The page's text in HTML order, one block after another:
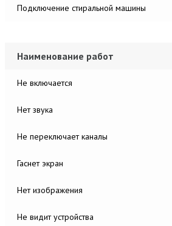
Подключение стиральной машины
Наименование работ
Не включается
Нет звука
Не переключает каналы
Гаснет экран
Нет изображения
Не видит устройства